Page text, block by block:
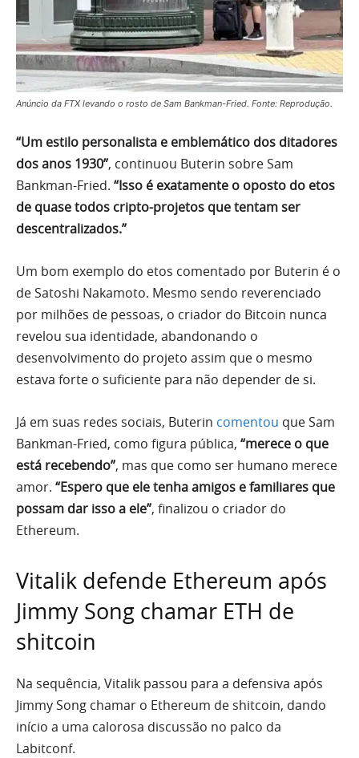
Anúncio da FTX levando o rosto de Sam Bankman-Fried. Fonte: Reprodução.
“Um estilo personalista e emblemático dos ditadores
dos anos 1930”, continuou Buterin sobre Sam
Bankman-Fried. “Isso é exatamente o oposto do etos
de quase todos cripto-projetos que tentam ser
descentralizados.”
Um bom exemplo do etos comentado por Buterin é o
de Satoshi Nakamoto. Mesmo sendo reverenciado
por milhões de pessoas, o criador do Bitcoin nunca
revelou sua identidade, abandonando o
desenvolvimento do projeto assim que o mesmo
estava forte o suficiente para não depender de si.
Já em suas redes sociais, Buterin comentou que Sam
Bankman-Fried, como figura pública, “merece o que
está recebendo”, mas que como ser humano merece
amor. “Espero que ele tenha amigos e familiares que
possam dar isso a ele”, finalizou o criador do
Ethereum.
Vitalik defende Ethereum após
Jimmy Song chamar ETH de
shitcoin
Na sequência, Vitalik passou para a defensiva após
Jimmy Song chamar o Ethereum de shitcoin, dando
início a uma calorosa discussão no palco da
Labitconf.